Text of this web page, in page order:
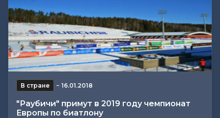
В стране − 16.01.2018
"Раубичи" примут в 2019 году чемпионат
Европы по биатлону